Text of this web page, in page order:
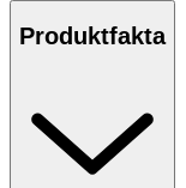
Produktfakta